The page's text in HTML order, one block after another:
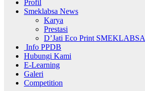
Profil
Smeklabsa News
Karya
Prestasi
D’Jati Eco Print SMEKLABSA
Info PPDB
Hubungi Kami
E-Learning
Galeri
Competition